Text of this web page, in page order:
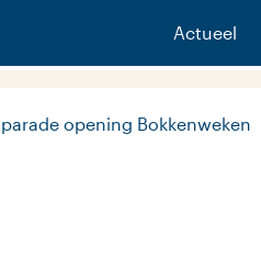
Actueel
opening Bokkenweken